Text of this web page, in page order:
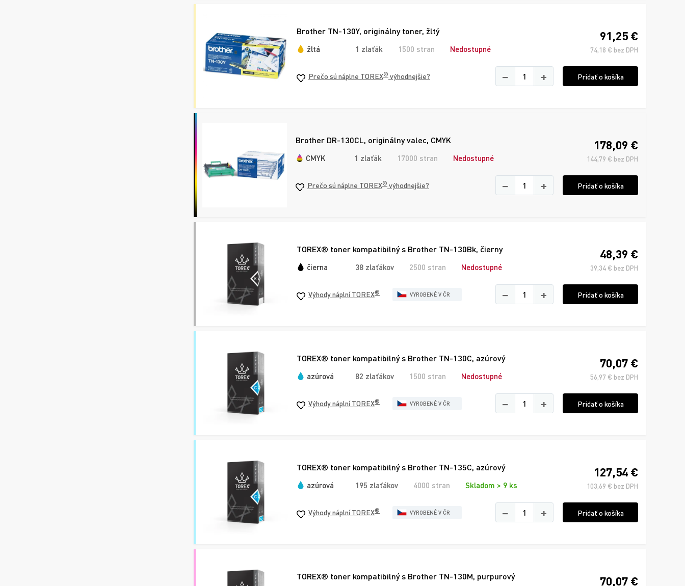
Brother TN-130Y, originálny toner, žltý
žltá 1 zlaťák 1500 stran Nedostupné
91,25 €
74,18 € bez DPH
Prečo sú náplne TOREX® výhodnejšie? − + Pridať o košíka
Brother DR-130CL, originálny valec, CMYK
CMYK 1 zlaťák 17000 stran Nedostupné
178,09 €
144,79 € bez DPH
Prečo sú náplne TOREX® výhodnejšie? − + Pridať o košíka
TOREX® toner kompatibilný s Brother TN-130Bk, čierny
čierna 38 zlaťákov 2500 stran Nedostupné
48,39 €
39,34 € bez DPH
Výhody náplní TOREX® VYROBENÉ V ČR − + Pridať o košíka
TOREX® toner kompatibilný s Brother TN-130C, azúrový
azúrová 82 zlaťákov 1500 stran Nedostupné
70,07 €
56,97 € bez DPH
Výhody náplní TOREX® VYROBENÉ V ČR − + Pridať o košíka
TOREX® toner kompatibilný s Brother TN-135C, azúrový
azúrová 195 zlaťákov 4000 stran Skladom > 9 ks
127,54 €
103,69 € bez DPH
Výhody náplní TOREX® VYROBENÉ V ČR − + Pridať o košíka
TOREX® toner kompatibilný s Brother TN-130M, purpurový 70,07 €